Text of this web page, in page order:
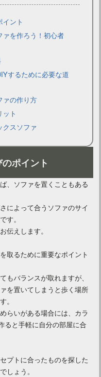
！お手入れも簡単！
一人用ソファベッドが◎
？一人暮らしを快適に！
ント
ァを作ろう！初心者
するために必要な道
ァの作り方
ト
クスソファ
ポイント
、ソファを置くこともある
によって合うソファのサイ
す。
伝えします。
取るために重要なポイント
もバランスが取れますが、
を置いてしまうと歩く場所
。
らいがある場合には、カラ
ると手軽に自分の部屋に合
プトに合ったものを探した
しょう。